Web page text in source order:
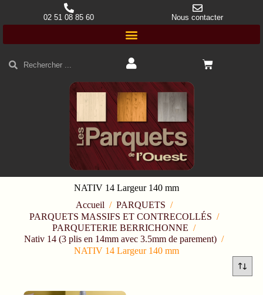
02 51 08 85 60 Nous contacter
NATIV 14 Largeur 140 mm
Accueil / PARQUETS /
PARQUETS MASSIFS ET CONTRECOLLÉS /
PARQUETERIE BERRICHONNE /
Nativ 14 (3 plis en 14mm avec 3.5mm de parement) /
NATIV 14 Largeur 140 mm